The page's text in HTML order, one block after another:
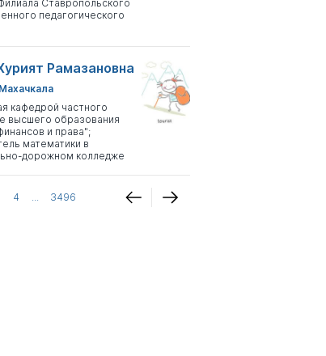
Ставропольского
педагогического
Рамазановна
кафедрой частного
высшего образования
и права";
математики в
дорожном колледже
4 ... 3496